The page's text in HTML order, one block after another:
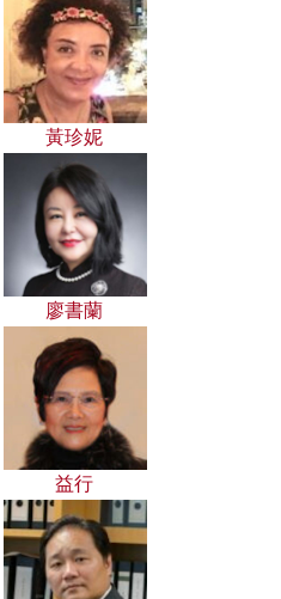
黃珍妮
廖書蘭
益行